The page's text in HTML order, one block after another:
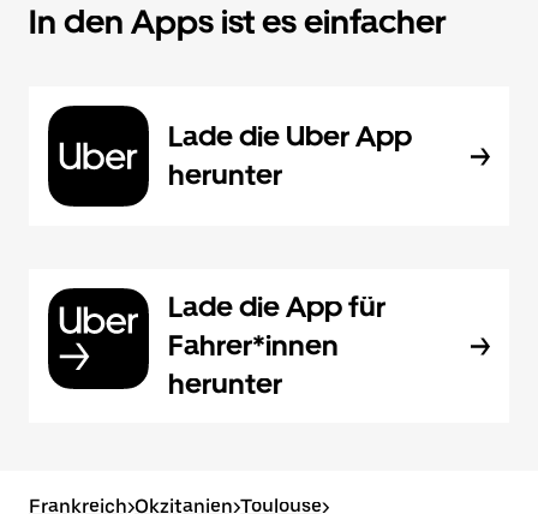
In den Apps ist es einfacher
Lade die Uber App
herunter
Lade die App für
Fahrer*innen
herunter
Frankreich>Okzitanien>Toulouse>